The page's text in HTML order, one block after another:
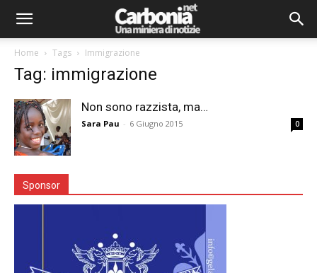
Home Tags Immigrazione
Tag: immigrazione
Non sono razzista, ma…
Sara Pau - 6 Giugno 2015 0
Sponsor